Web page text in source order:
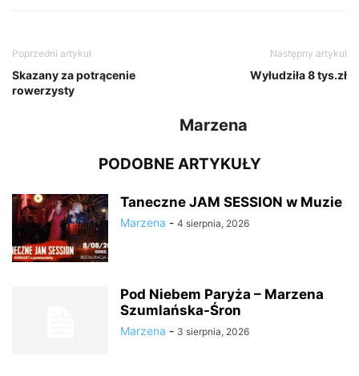
Poprzedni artykuł
Skazany za potrącenie
rowerzysty
Następny artykuł
Wyłudziła 8 tys.zł
Marzena
PODOBNE ARTYKUŁY
Taneczne JAM SESSION w Muzie
Marzena - 4 sierpnia, 2026
Pod Niebem Paryża – Marzena
Szumlańska-Śron
Marzena - 3 sierpnia, 2026